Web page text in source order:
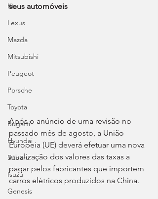
Kia
Lexus
Mazda
Mitsubishi
Peugeot
Porsche
Toyota
Bugatti
Hyundai
Subaru
Isuzu
Genesis
seus automóveis
Após o anúncio de uma revisão no
passado mês de agosto, a União
Europeia (UE) deverá efetuar uma nova
atualização dos valores das taxas a
pagar pelos fabricantes que importem
carros elétricos produzidos na China.